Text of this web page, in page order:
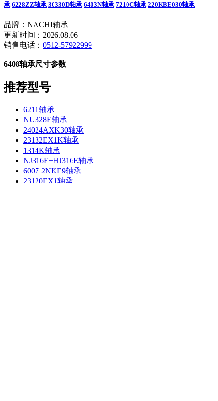
承 6228ZZ轴承 30330D轴承 6403N轴承 7210C轴承 220KBE030轴承
品牌：NACHI轴承
更新时间：2026.08.06
销售电话： 0512-57922999
6408轴承尺寸参数
推荐型号
6211轴承
NU328E轴承
24024AXK30轴承
23132EX1K轴承
1314K轴承
NJ316E+HJ316E轴承
6007-2NKE9轴承
23120EX1轴承